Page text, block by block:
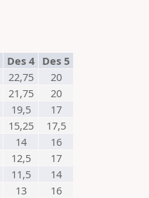
Des 4 Des 5
22,75
20
21,75
20
19,5
17
15,25
17,5
14
16
12,5
17
11,5
14
13
16